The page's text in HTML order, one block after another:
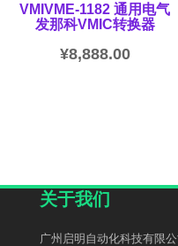
VMIVME-1182 通用电气
发那科VMIC转换器
¥8,888.00
关于我们
广州启明自动化科技有限